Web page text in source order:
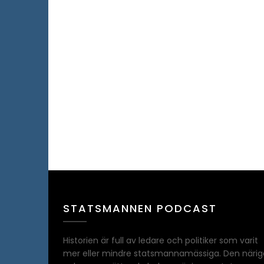
STATSMANNEN PODCAST
Historien är full av ledare och politiker som varit
mer eller mindre statsmannamässiga. Den